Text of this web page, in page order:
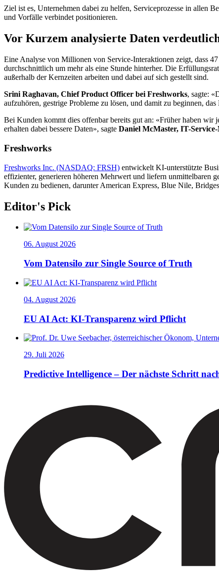
Ziel ist es, Unternehmen dabei zu helfen, Serviceprozesse in allen
und Vorfälle verbindet positionieren.
Vor Kurzem analysierte Daten
Eine Analyse von Millionen von Service-Interaktionen zeigt, dass
durchschnittlich um mehr als eine Stunde hinterher. Die
außerhalb der Kernzeiten arbeiten und dabei auf sich gestellt sind.
Srini Raghavan, Chief Product Officer bei Freshworks, sagte:
aufzuhören, gestrige Probleme zu lösen, und damit zu beginnen, das
Bei Kunden kommt dies offenbar bereits gut an: «Früher haben
erhalten dabei bessere Daten», sagte Daniel McMaster, IT-
Freshworks
Freshworks Inc. (NASDAQ: FRSH) entwickelt KI-unterstützte
effizienter, generieren höheren Mehrwert und liefern unmittelbaren
Kunden zu bedienen, darunter American Express, Blue Nile,
Editor's Pick
06. August 2026
Vom Datensilo zur Single Source of Truth
04. August 2026
EU AI Act: KI-Transparenz wird Pflicht
29. Juli 2026
Predictive Intelligence – Der nächste Schritt